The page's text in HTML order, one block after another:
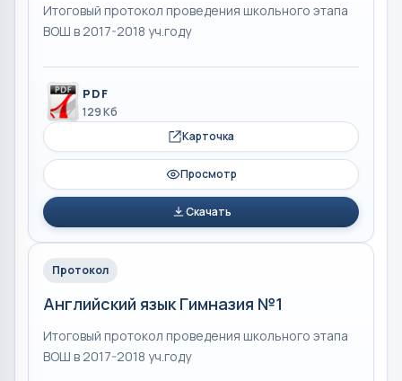
Итоговый протокол проведения школьного этапа
ВОШ в 2017-2018 уч.году
PDF
129 Кб
Карточка
Просмотр
Скачать
Протокол
Английский язык Гимназия №1
Итоговый протокол проведения школьного этапа
ВОШ в 2017-2018 уч.году